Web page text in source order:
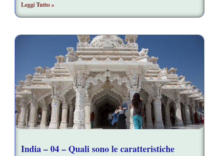
Leggi Tutto »
India – 04 – Quali sono le caratteristiche